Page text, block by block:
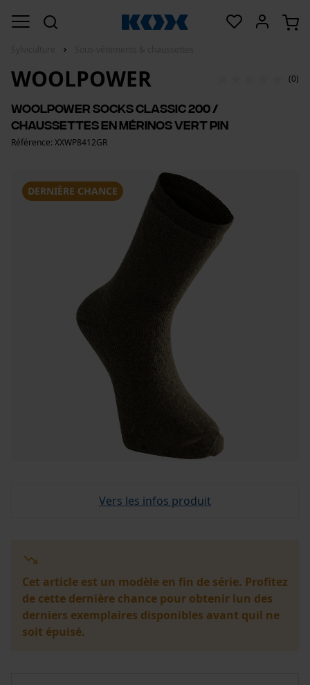
DERNIÈRE CHANCE
WOOLPOWER (0)
Woolpower Socks Classic 200 /
Chaussettes en mérinos vert pin
Référence: XXWP8412GR
Vers les infos produit
Cet article est un modèle en fin de série. Profitez
de cette dernière chance pour obtenir lun des
derniers exemplaires disponibles avant quil ne
soit épuisé.